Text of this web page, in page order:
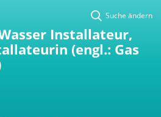
Suche ändern
Installateur,
(engl.: Gas